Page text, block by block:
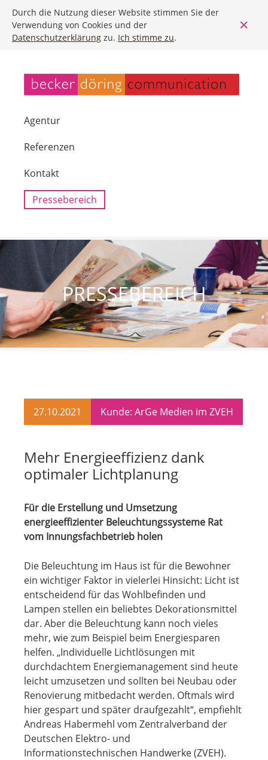
Durch die Nutzung dieser Website stimmen Sie der
Verwendung von Cookies und der
Datenschutzerklärung zu. Ich stimme zu.
Agentur
Referenzen
Kontakt
Pressebereich
PRESSEBEREICH
27.10.2021 Kunde: ArGe Medien im ZVEH
Mehr Energieeffizienz dank
optimaler Lichtplanung
Für die Erstellung und Umsetzung
energieeffizienter Beleuchtungssysteme Rat
vom Innungsfachbetrieb holen
Die Beleuchtung im Haus ist für die Bewohner
ein wichtiger Faktor in vielerlei Hinsicht: Licht ist
entscheidend für das Wohlbefinden und
Lampen stellen ein beliebtes Dekorationsmittel
dar. Aber die Beleuchtung kann noch vieles
mehr, wie zum Beispiel beim Energiesparen
helfen. „Individuelle Lichtlösungen mit
durchdachtem Energiemanagement sind heute
leicht umzusetzen und sollten bei Neubau oder
Renovierung mitbedacht werden. Oftmals wird
hier gespart und später draufgezahlt“, empfiehlt
Andreas Habermehl vom Zentralverband der
Deutschen Elektro- und
Informationstechnischen Handwerke (ZVEH).